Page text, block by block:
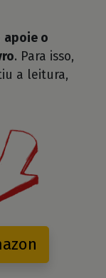
apoie o
. Para isso,
a leitura,